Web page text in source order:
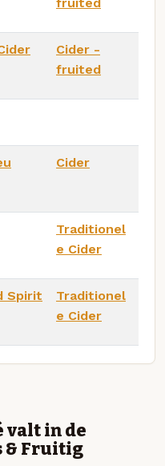
Cider -
fruited
Cider
Traditionel
e Cider
Spirit
Traditionel
e Cider
valt in de
& Fruitig